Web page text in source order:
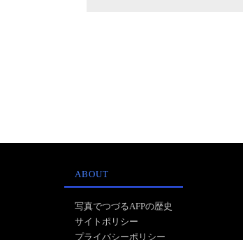
ABOUT
写真でつづるAFPの歴史
サイトポリシー
プライバシーポリシー